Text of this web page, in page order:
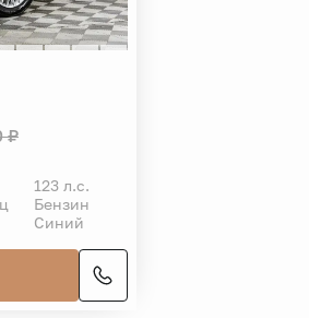
₽
123 л.с.
Бензин
Синий